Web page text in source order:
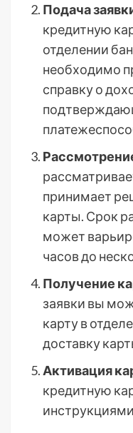
Подача
кредитную
отделении
необходимо
справку о
принимает
карты. Срок
может
часов до
Получение
заявки вы
карту в
доставку
Активация
кредитную